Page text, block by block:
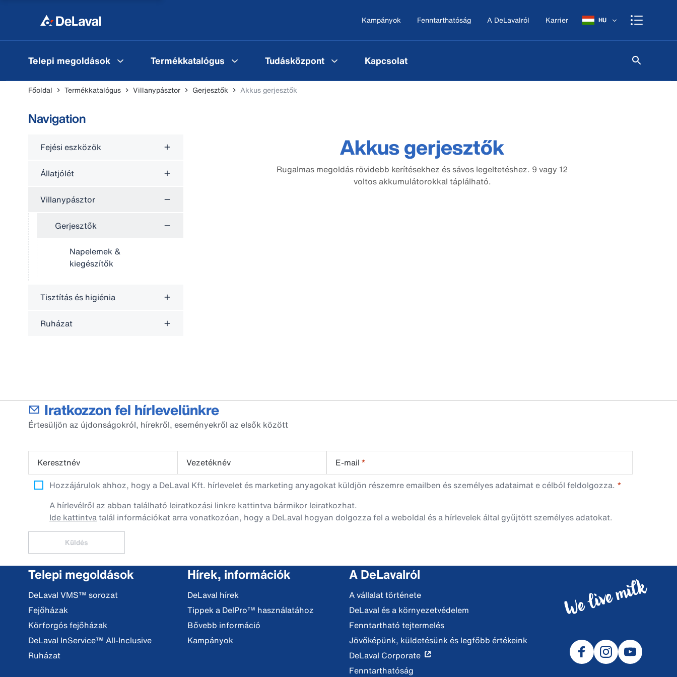
Kampányok Fenntarthatóság A DeLavalról Karrier HU
Telepi megoldások Termékkatalógus Tudásközpont Kapcsolat
Főoldal Termékkatalógus Villanypásztor Gerjesztők Akkus gerjesztők
Navigation
Fejési eszközök
Állatjólét
Villanypásztor
Gerjesztők
Napelemek &
kiegészítők
Tisztítás és higiénia
Ruházat
Akkus gerjesztők
Rugalmas megoldás rövidebb kerítésekhez és sávos legeltetéshez. 9 vagy 12
voltos akkumulátorokkal táplálható.
Iratkozzon fel hírlevelünkre
Értesüljön az újdonságokról, hírekről, eseményekről az elsők között
Keresztnév Vezetéknév E-mail *
Hozzájárulok ahhoz, hogy a DeLaval Kft. hírlevelet és marketing anyagokat küldjön részemre emailben és személyes adataimat e célból feldolgozza.
A hírlevélről az abban található leiratkozási linkre kattintva bármikor leiratkozhat.
Ide kattintvatalál információkat arra vonatkozóan, hogy a DeLaval hogyan dolgozza fel a weboldal és a hírlevelek által gyűjtött személyes adatokat.
Küldés
Telepi megoldások
DeLaval VMS™ sorozat
Fejőházak
Körforgós fejőházak
DeLaval InService™ All-Inclusive
Ruházat
Hírek, információk
DeLaval hírek
Tippek a DelPro™ használatához
Bővebb információ
Kampányok
A DeLavalról
A vállalat története
DeLaval és a környezetvédelem
Fenntartható tejtermelés
Jövőképünk, küldetésünk és legfőbb értékeink
DeLaval Corporate
Fenntarthatóság